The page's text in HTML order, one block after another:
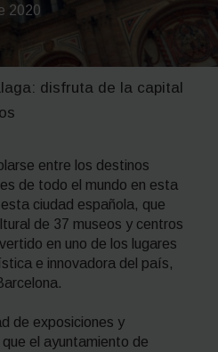
2020
disfruta de la capital
entre los destinos
de todo el mundo en esta
ciudad española, que
de 37 museos y centros
en uno de los lugares
e innovadora del país,
de exposiciones y
el ayuntamiento de